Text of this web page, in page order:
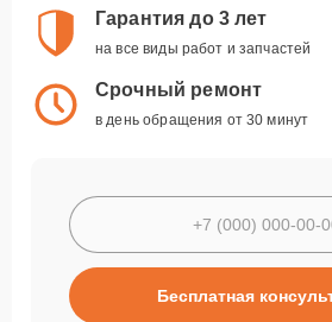
Гарантия до 3 лет
на все виды работ и запчастей
Срочный ремонт
в день обращения от 30 минут
Бесплатная